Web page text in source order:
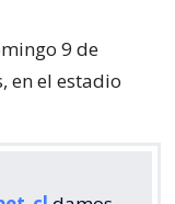
9 de
en el estadio